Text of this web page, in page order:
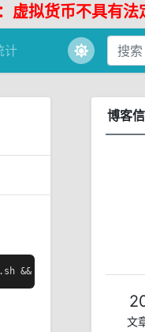
货币不具有法定
计
.sh && sh install.sh
博客
文